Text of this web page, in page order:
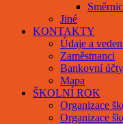
Jiné
KONTAKTY
Údaje a
Zaměstnanci
Bankovní účty
Mapa
ŠKOLNÍ ROK
Organizace
Organizace